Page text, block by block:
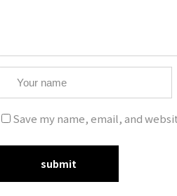
Save my name, email, and